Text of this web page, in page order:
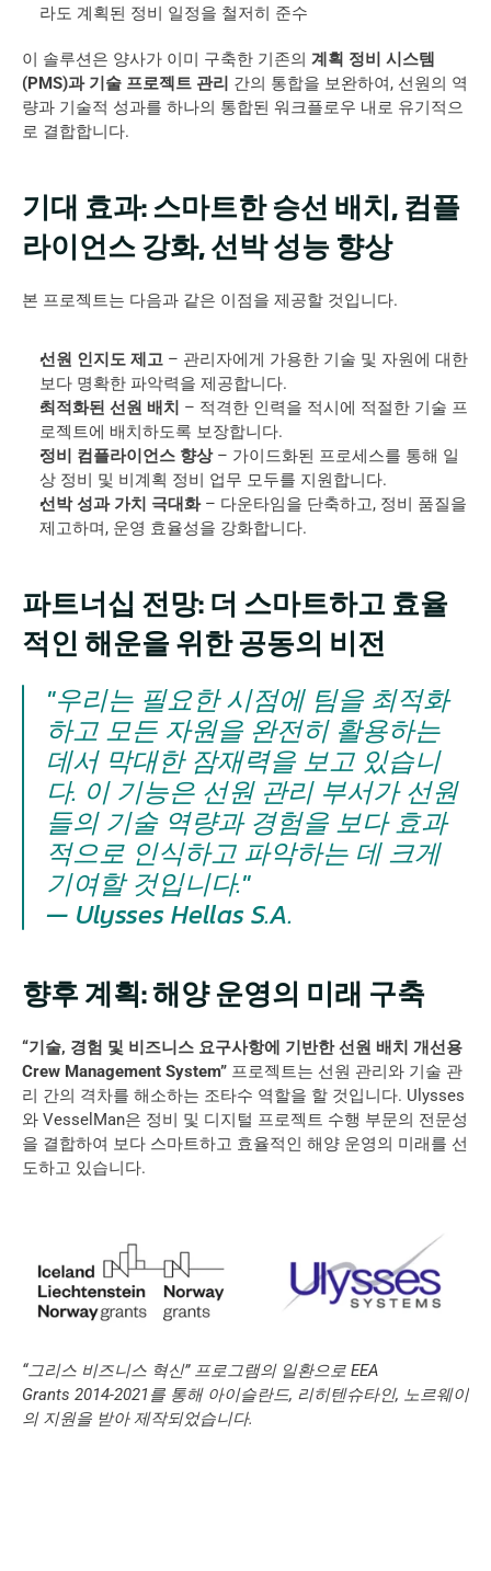
라도 계획된 정비 일정을 철저히 준수
이 솔루션은 양사가 이미 구축한 기존의 계획 정비 시스템
(PMS)과 기술 프로젝트 관리 간의 통합을 보완하여, 선원의 역
량과 기술적 성과를 하나의 통합된 워크플로우 내로 유기적으
로 결합합니다.
기대 효과: 스마트한 승선 배치, 컴플
라이언스 강화, 선박 성능 향상
본 프로젝트는 다음과 같은 이점을 제공할 것입니다.
선원 인지도 제고 – 관리자에게 가용한 기술 및 자원에 대한
보다 명확한 파악력을 제공합니다.
최적화된 선원 배치 – 적격한 인력을 적시에 적절한 기술 프
로젝트에 배치하도록 보장합니다.
정비 컴플라이언스 향상 – 가이드화된 프로세스를 통해 일
상 정비 및 비계획 정비 업무 모두를 지원합니다.
선박 성과 가치 극대화 – 다운타임을 단축하고, 정비 품질을
제고하며, 운영 효율성을 강화합니다.
파트너십 전망: 더 스마트하고 효율
적인 해운을 위한 공동의 비전
"우리는 필요한 시점에 팀을 최적화
하고 모든 자원을 완전히 활용하는
데서 막대한 잠재력을 보고 있습니
다. 이 기능은 선원 관리 부서가 선원
들의 기술 역량과 경험을 보다 효과
적으로 인식하고 파악하는 데 크게
기여할 것입니다."
— Ulysses Hellas S.A.
향후 계획: 해양 운영의 미래 구축
“기술, 경험 및 비즈니스 요구사항에 기반한 선원 배치 개선용
Crew Management System” 프로젝트는 선원 관리와 기술 관
리 간의 격차를 해소하는 조타수 역할을 할 것입니다. Ulysses
와 VesselMan은 정비 및 디지털 프로젝트 수행 부문의 전문성
을 결합하여 보다 스마트하고 효율적인 해양 운영의 미래를 선
도하고 있습니다.
“그리스 비즈니스 혁신” 프로그램의 일환으로 EEA
Grants 2014-2021를 통해 아이슬란드, 리히텐슈타인, 노르웨이
의 지원을 받아 제작되었습니다.